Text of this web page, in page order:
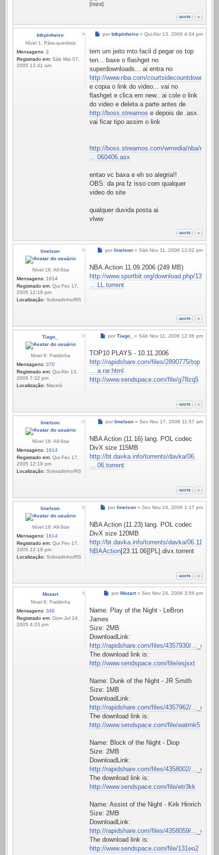
[/size]
btkpinheiro
Nível 1: Pára-quedista
Mensagens: 2
Registrado em: Sáb Mai 07,
2005 12:41 am
Mensagem
por btkpinheiro » Qui Abr 13, 2006 4:04 pm
tem um jeito mto facil d pegar os top
ten... baxe o flashget no
superdownloads... ai entra no
http://www.nba.com/courtsidecountdown/
e copia o link do video... vai no
flashget e clica em new.. ai cole o link
do video e deleta a parte antes de
http://boss.streamos e depois de .asx.
vai ficar tipo assim o link
http://boss.streamos.com/wmedia/nba/nba
... 060406.asx
entao vc baxa e eh so alegria!!
OBS: da pra fz isso com qualquer
video do site
qualquer duvida posta ai
vlww
linelson
Nível 16: All-Star
Mensagens: 1614
Registrado em: Qui Fev 17,
2005 12:19 pm
Localização: Sobradinho/RS
Mensagem
por linelson » Sáb Nov 11, 2006 12:02 pm
NBA.Action 11.09.2006 (249 MB)
http://www.sportbit.org/download.php/13
... LL.torrent
Tiago_
Nível 6: Fraldinha
Mensagens: 370
Registrado em: Qui Abr 13,
2006 7:32 pm
Localização: Maceió
Mensagem
por Tiago_ » Sáb Nov 11, 2006 12:36 pm
TOP10 PLAYS - 10.11.2006
http://rapidshare.com/files/2890775/top
... a.rar.html
http://www.sendspace.com/file/g78zq5
linelson
Nível 16: All-Star
Mensagens: 1614
Registrado em: Qui Fev 17,
2005 12:19 pm
Localização: Sobradinho/RS
Mensagem
por linelson » Sex Nov 17, 2006 11:57 am
NBA Action (11.16) lang. POL codec
DivX size 115MB
http://bt.davka.info/torrents/davka/06.
... 06.torrent
linelson
Nível 16: All-Star
Mensagens: 1614
Registrado em: Qui Fev 17,
2005 12:19 pm
Localização: Sobradinho/RS
Mensagem
por linelson » Sex Nov 24, 2006 1:17 pm
NBA Action (11.23) lang. POL codec
DivX size 120MB
http://bt.davka.info/torrents/davka/06.11.24-
NBAAction[23.11.06][PL].divx.torrent
Mozart
Nível 6: Fraldinha
Mensagens: 346
Registrado em: Dom Jul 24,
2005 4:23 pm
Mensagem
por Mozart» Sex Nov 24, 2006 3:56 pm
Name: Play of the Night - LeBron
James
Size: 2MB
DownloadLink:
http://rapidshare.com/files/4357930/
The download link is:
http://www.sendspace.com/file/esjxxt
Name: Dunk of the Night - JR Smith
Size: 1MB
DownloadLink:
http://rapidshare.com/files/4357962/
The download link is:
http://www.sendspace.com/file/watmk5
Name: Block of the Night - Diop
Size: 2MB
DownloadLink:
http://rapidshare.com/files/4358002/
The download link is:
http://www.sendspace.com/file/etr3kk
Name: Assist of the Night - Kirk Hinrich
Size: 2MB
DownloadLink:
http://rapidshare.com/files/4358059/
The download link is:
http://www.sendspace.com/file/131eo2